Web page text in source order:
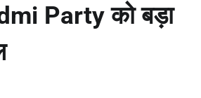
Party को बड़ा